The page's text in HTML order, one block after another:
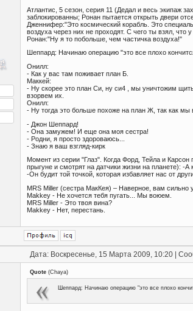
Атлантис, 5 сезон, серия 11 (Дедал и весь экипаж
заблокированны; Ронан пытается открыть двери
Дженнифер:"Это космический корабль. Это
воздуха через них не проходят. С чего ты взял, что
Ронан:"Ну я то побольше, чем частичка воздуха!"
Шеппард: Начинаю операцию "это все плохо
Онилл:
- Как у вас там поживает план Б.
Маккей:
- Ну скорее это план Си, ну си4 , мы уничтожим
взорвем их.
Онилл:
- Ну тогда это больше похоже на план Ж, так как мы
- Джон Шеппард!
- Она замужем! И еще она моя сестра!
- Родни, я просто здороваюсь...
- Знаю я ваш взгляд-кирк
Момент из серии "Глаз". Когда Форд, Тейла и
прыгуне и смотрят на датчики жизни на планете): -
-Он будит той точкой, которая избавляет нас от
MRS Miller (сестра МакКея) – Наверное, вам сильно
Makkey - Не хочется тебя пугать... Мы воюем.
MRS Miller - Это твоя вина?
Makkey - Нет, перестань.
Дата: Воскресенье, 15 Марта 2009, 10:20 |
Quote (Chaya)
Шеппард: Начинаю операцию "это все плохо